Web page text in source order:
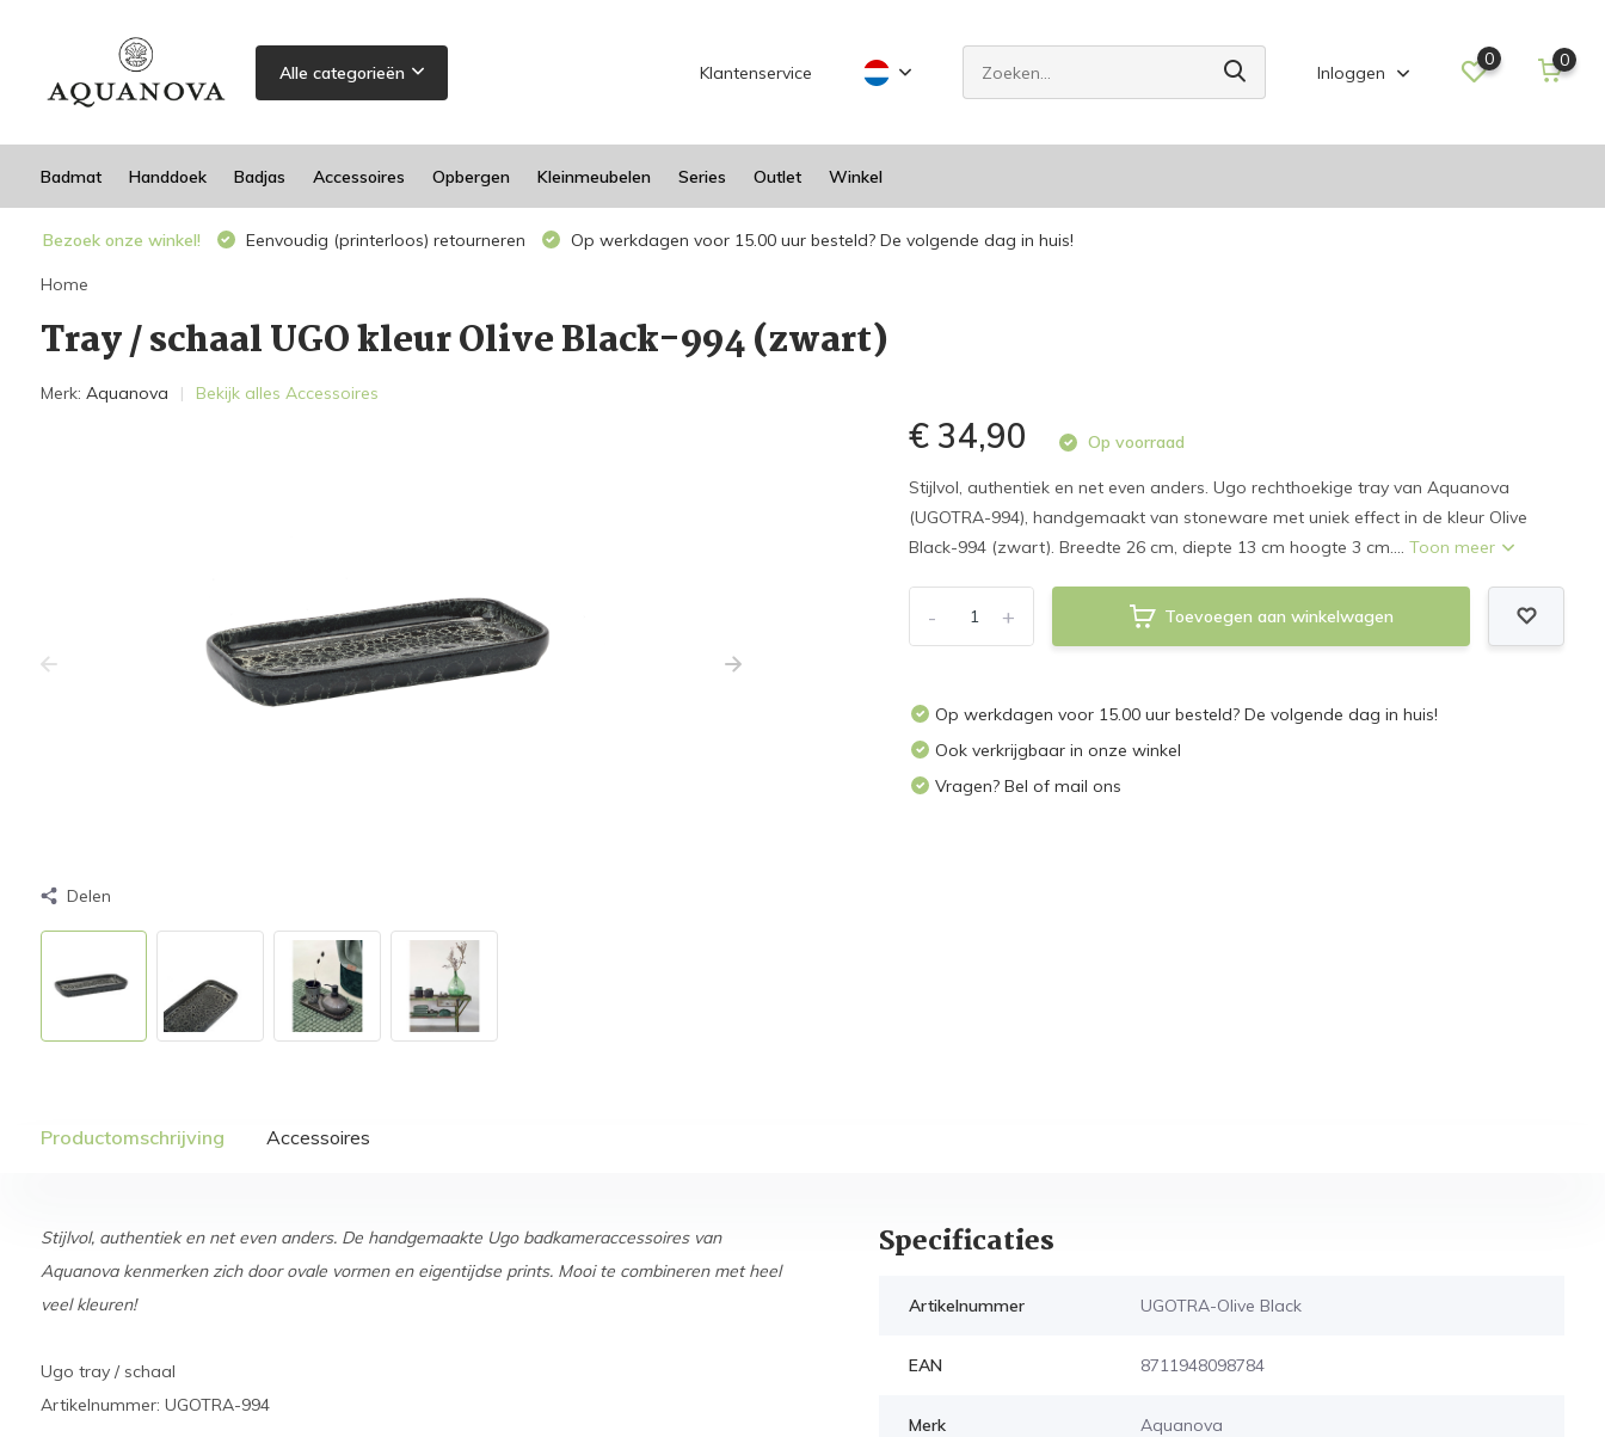
Alle categorieën Klantenservice Inloggen
0 0
Badmat Handdoek Badjas Accessoires Opbergen Kleinmeubelen Series Outlet Winkel
Bezoek onze winkel! Eenvoudig (printerloos) retourneren Op werkdagen voor 15.00 uur besteld? De volgende dag in huis!
Home
Tray / schaal UGO kleur Olive Black-994 (zwart)
Merk: Aquanova Bekijk alles Accessoires
Delen
€ 34,90 Op voorraad
Stijlvol, authentiek en net even anders. Ugo rechthoekige tray van Aquanova
(UGOTRA-994), handgemaakt van stoneware met uniek effect in de kleur Olive
Black-994 (zwart). Breedte 26 cm, diepte 13 cm hoogte 3 cm....Toon meer
+
- Toevoegen aan winkelwagen
Op werkdagen voor 15.00 uur besteld? De volgende dag in huis!
Ook verkrijgbaar in onze winkel
Vragen? Bel of mail ons
Productomschrijving Accessoires
Stijlvol, authentiek en net even anders. De handgemaakte Ugo badkameraccessoires van
Aquanova kenmerken zich door ovale vormen en eigentijdse prints. Mooi te combineren met heel
veel kleuren!
Ugo tray / schaal
Artikelnummer: UGOTRA-994
Specificaties
Artikelnummer UGOTRA-Olive Black
EAN 8711948098784
Merk Aquanova